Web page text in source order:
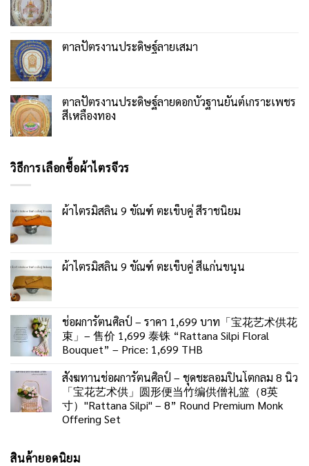
ตาลปัตรงานประดิษฐ์ลายเสมา
ตาลปัตรงานประดิษฐ์ลายดอกบัวฐานยันต์เกราะเพชร
สีเหลืองทอง
วิธีการเลือกซื้อผ้าไตรจีวร
ผ้าไตรมิสลิน 9 ขัณฑ์ ตะเข็บคู่ สีราชนิยม
ผ้าไตรมิสลิน 9 ขัณฑ์ ตะเข็บคู่ สีแก่นขนุน
ช่อผการัตนศิลป์ – ราคา 1,699 บาท「宝花艺术供花
束」– 售价 1,699 泰铢 “Rattana Silpi Floral
Bouquet” – Price: 1,699 THB
สังฆทานช่อผการัตนศิลป์ – ชุดชะลอมปิ่นโตกลม 8 นิ้ว
「宝花艺术供」圆形便当竹编供僧礼篮（8英
寸）"Rattana Silpi" – 8” Round Premium Monk
Offering Set
สินค้ายอดนิยม